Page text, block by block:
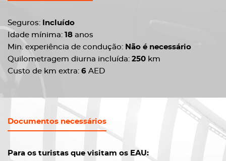
Seguros:
Incluído
Idade mínima: 18 anos
Min. experiência de condução: Não é necessário
Quilometragem diurna incluída: 250 km
Custo de km extra: 6 AED
Documentos necessários
Para os turistas que visitam os EAU: